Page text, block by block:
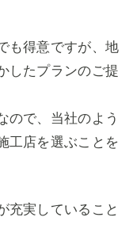
も得意ですが、地
したプランのご提
ので、当社のよう
工店を選ぶことを
充実していること